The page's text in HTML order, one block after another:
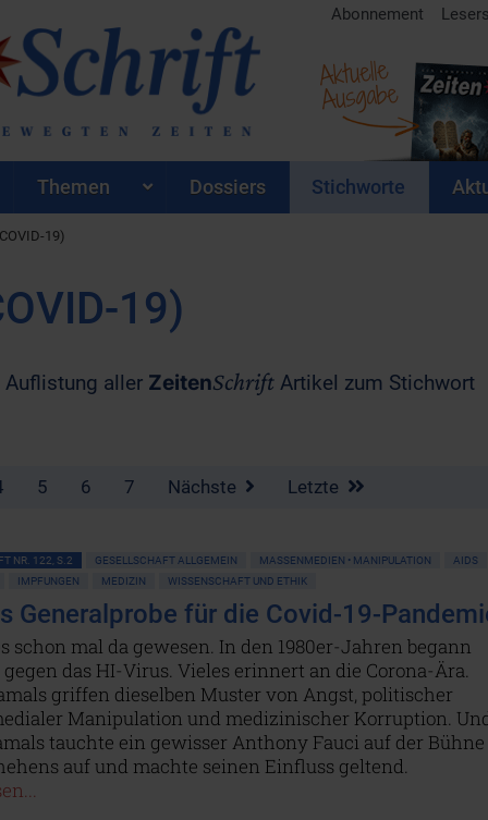
Abonnement
Aktuelle
Ausgabe
Themen Dossiers Stichworte
19)
19)
Auflistung aller ZeitenSchrift Artikel zum Stichwort
5 6 7 Nächste Letzte
NR. 122, S.2 GESELLSCHAFT ALLGEMEIN MASSENMEDIEN • MANIPULATION
AIDS
IMPFUNGEN MEDIZIN WISSENSCHAFT UND ETHIK
Generalprobe für die Covid-19-
schon mal da gewesen. In den 1980er-Jahren begann
das HI-Virus. Vieles erinnert an die Corona-Ära.
griffen dieselben Muster von Angst, politischer
Manipulation und medizinischer Korruption.
tauchte ein gewisser Anthony Fauci auf der Bühne
auf und machte seinen Einfluss geltend.